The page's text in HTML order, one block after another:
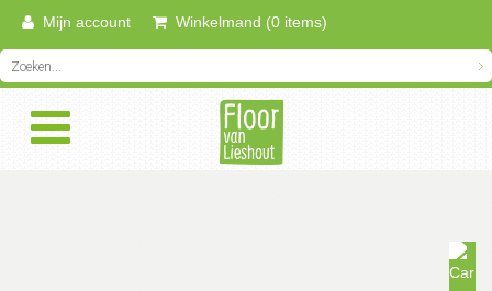
Mijn account Winkelmand (0 items)